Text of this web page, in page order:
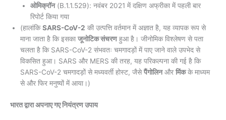
ओमिक्रॉन(B.1.1.529): नवंबर 2021 में दक्षिण अफ्रीका में पहली बार
रिपोर्ट किया गया
(हालांकिSARS-CoV-2 की उत्पत्ति वर्तमान में अज्ञात है, यह व्यापक रूप से
माना जाता है कि इसका जूनोटिक संचरणहुआ है। जीनोमिक विश्लेषण से पता
चलता है कि SARS-CoV-2 संभवतः चमगादड़ों में पाए जाने वाले उपभेद से
विकसित हुआ। SARS और MERS की तरह, यह परिकल्पना की गई है कि
SARS-CoV-2 चमगादड़ों से मध्यवर्ती होस्ट, जैसेपैंगोलिनऔर मिंकके माध्यम
से और फिर मनुष्यों में आया।)
भारत द्वारा अपनाए गए नियंत्रण उपाय